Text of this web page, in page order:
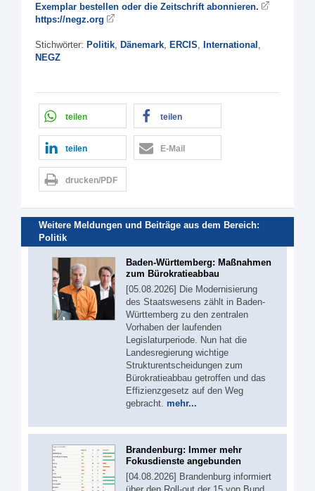
Exemplar bestellen oder die Zeitschrift abonnieren.
https://negz.org
Stichwörter: Politik Dänemark ERCIS International
NEGZ
teilen teilen
teilen E-Mail
drucken/PDF
Weitere Meldungen und Beiträge aus dem Bereich:
Politik
Baden-Württemberg: Maßnahmen
zum Bürokratieabbau
[05.08.2026] Die Modernisierung
des Staatswesens zählt in Baden-
Württemberg zu den zentralen
Vorhaben der laufenden
Legislaturperiode. Nun hat die
Landesregierung wichtige
Strukturentscheidungen zum
Bürokratieabbau getroffen und das
Effizienzgesetz auf den Weg
gebracht. mehr...
Brandenburg: Immer mehr
Fokusdienste angebunden
[04.08.2026] Brandenburg informiert